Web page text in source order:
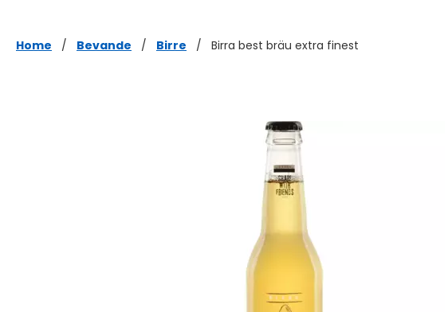
Home / Bevande / Birre / Birra best bräu extra finest